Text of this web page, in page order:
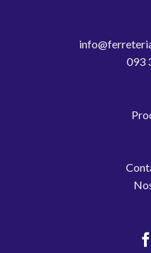
093